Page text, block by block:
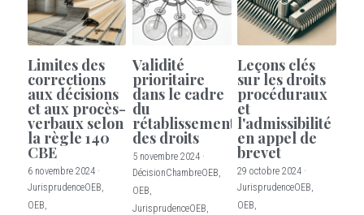
Limites des
corrections
aux décisions
et aux procès-
verbaux selon
la règle 140
CBE
6 novembre 2024 ·
JurisprudenceOEB,
OEB,
Validité
prioritaire
dans le cadre
du
rétablissement
des droits
5 novembre 2024 ·
DécisionChambreOEB,
OEB,
JurisprudenceOEB,
Leçons clés
sur les droits
procéduraux
et
l'admissibilité
en appel de
brevet
29 octobre 2024 ·
JurisprudenceOEB,
OEB,